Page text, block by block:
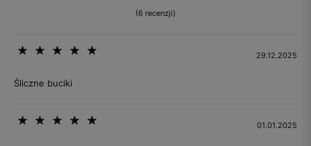
(6 recenzji)
29.12.2025
Śliczne buciki
01.01.2025